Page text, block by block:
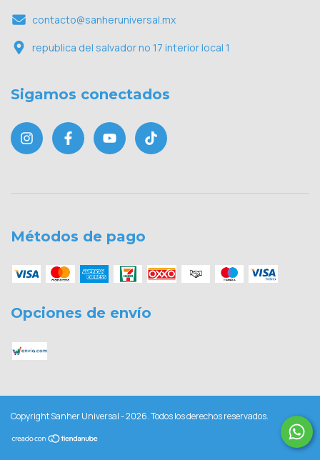
contacto@sanheruniversal.mx
republica del salvador no 17 interior local 1
Sigamos conectados
Métodos de pago
Opciones de envío
Copyright Sanher Universal - 2026. Todos los derechos reservados.